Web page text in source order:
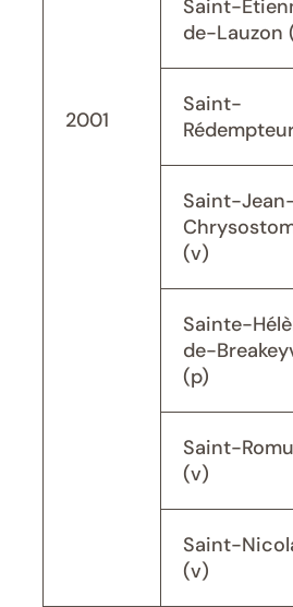
2001
Saint-
de-Lauzon
Saint-
Saint-
(v)
Sainte-
de-
(p)
Saint-
(v)
Saint-
(v)